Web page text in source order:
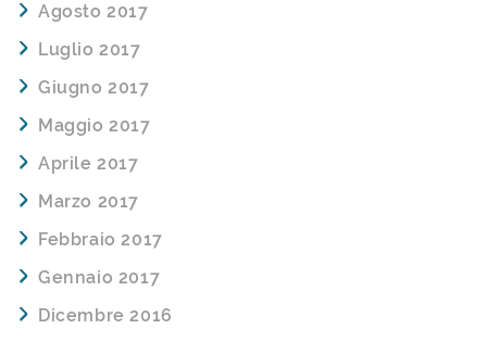
Agosto 2017
Luglio 2017
Giugno 2017
Maggio 2017
Aprile 2017
Marzo 2017
Febbraio 2017
Gennaio 2017
Dicembre 2016